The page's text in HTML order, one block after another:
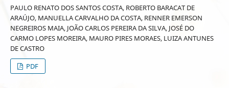
PAULO RENATO DOS SANTOS COSTA, ROBERTO BARACAT DE
ARAÚJO, MANUELLA CARVALHO DA COSTA, RENNER EMERSON
NEGREIROS MAIA, JOÃO CARLOS PEREIRA DA SILVA, JOSÉ DO
CARMO LOPES MOREIRA, MAURO PIRES MORAES, LUIZA ANTUNES
DE CASTRO
PDF